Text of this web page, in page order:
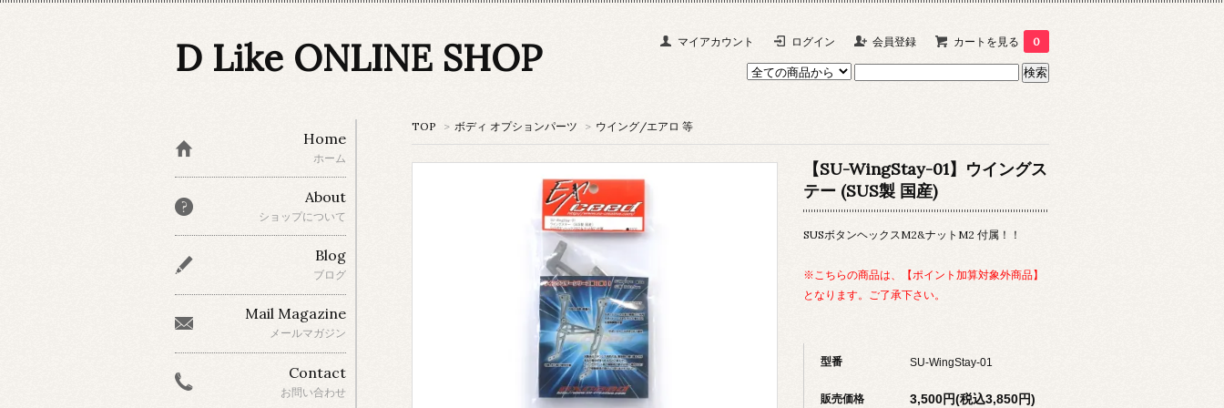
マイアカウント ログイン 会員登録 カートを見る 0
D Like ONLINE SHOP
TOP > ボディ オプションパーツ > ウイング/エアロ 等
【SU-WingStay-01】ウイングス
テー (SUS製 国産)
SUSボタンヘックスM2&ナットM2 付属！！
※こちらの商品は、【ポイント加算対象外商品】
となります。ご了承下さい。
型番 SU-WingStay-01
販売価格 3,500円(税込3,850円)
Home
ホーム
About
ショップについて
Blog
ブログ
Mail Magazine
メールマガジン
Contact
お問い合わせ